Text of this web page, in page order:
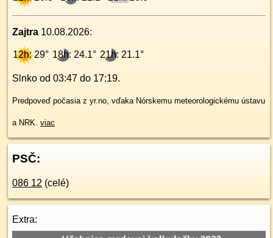
Zajtra 10.08.2026:
12h: 29° 18h: 24.1° 21h: 21.1°
Slnko od 03:47 do 17:19.
Predpoveď počasia z yr.no, vďaka Nórskemu meteorologickému ústavu
a NRK. viac
PSČ:
086 12 (celé)
Extra: